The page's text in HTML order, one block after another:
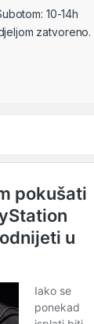
10-14h
zatvoreno.